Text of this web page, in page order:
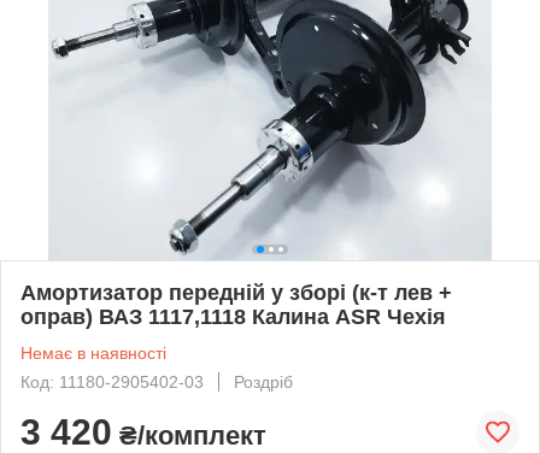
Амортизатор передній у зборі (к-т лев +
оправ) ВАЗ 1117,1118 Калина ASR Чехія
Немає в наявності
Код: 11180-2905402-03
Роздріб
3 420 ₴/комплект